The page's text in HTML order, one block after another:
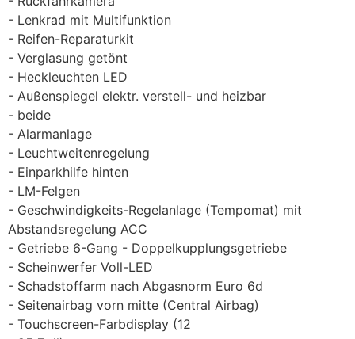
Lenkrad mit Multifunktion
Reifen-Reparaturkit
Verglasung getönt
Heckleuchten LED
Außenspiegel elektr. verstell- und heizbar
beide
Alarmanlage
Leuchtweitenregelung
Einparkhilfe hinten
LM-Felgen
Geschwindigkeits-Regelanlage (Tempomat) mit
Abstandsregelung ACC
Getriebe 6-Gang - Doppelkupplungsgetriebe
Scheinwerfer Voll-LED
Schadstoffarm nach Abgasnorm Euro 6d
Seitenairbag vorn mitte (Central Airbag)
Touchscreen-Farbdisplay (12